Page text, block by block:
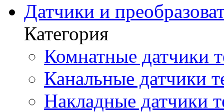
Датчики и
Категория
Комнатные датчики
Канальные датчики
Накладные датчики